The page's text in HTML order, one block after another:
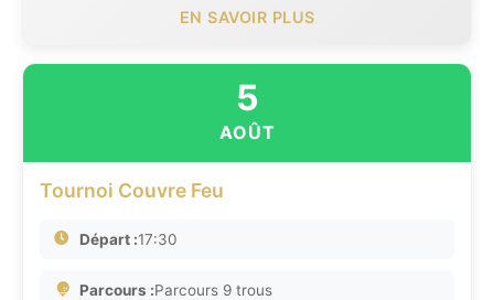
EN SAVOIR PLUS
5
AOÛT
Tournoi Couvre Feu
Départ :17:30
Parcours :Parcours 9 trous